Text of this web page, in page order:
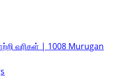
வரிகள் | 1008 Murugan